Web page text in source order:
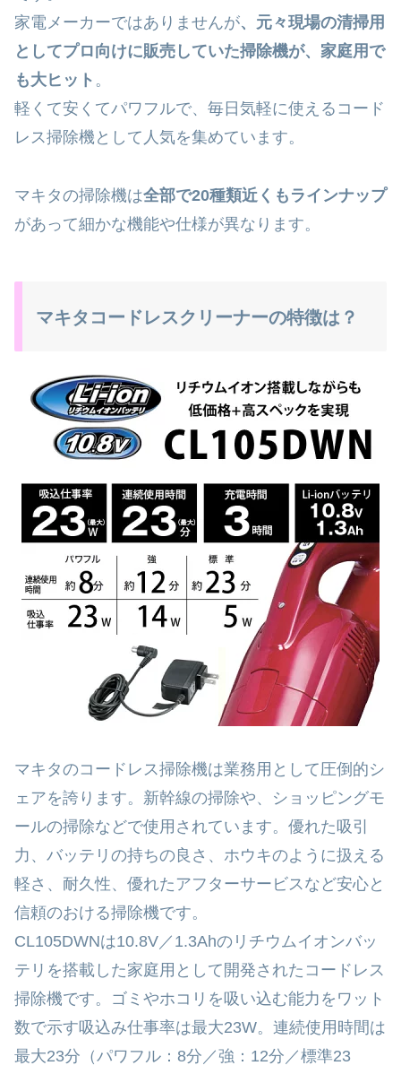
家電メーカーではありませんが、元々現場の清掃用
としてプロ向けに販売していた掃除機が、家庭用で
も大ヒット 。
軽くて安くてパワフルで、毎日気軽に使えるコード
レス掃除機として人気を集めています。
マキタの掃除機は全部で20種類近くもラインナップ
があって細かな機能や仕様が異なります。
マキタコードレスクリーナーの特徴は？
マキタのコードレス掃除機は業務用として圧倒的シ
ェアを誇ります。新幹線の掃除や、ショッピングモ
ールの掃除などで使用されています。優れた吸引
力、バッテリの持ちの良さ、ホウキのように扱える
軽さ、耐久性、優れたアフターサービスなど安心と
信頼のおける掃除機です。
CL105DWNは10.8V／1.3Ahのリチウムイオンバッ
テリを搭載した家庭用として開発されたコードレス
掃除機です。ゴミやホコリを吸い込む能力をワット
数で示す吸込み仕事率は最大23W。連続使用時間は
最大23分（パワフル：8分／強：12分／標準23